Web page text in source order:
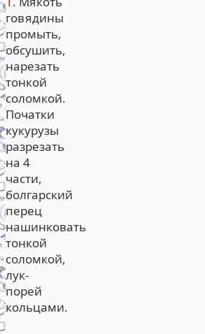
говядины
промыть,
обсушить,
нарезать
тонкой
соломкой.
Початки
кукурузы
разрезать
на 4
части,
болгарский
перец
нашинковать
тонкой
соломкой,
лук-
порей
кольцами.